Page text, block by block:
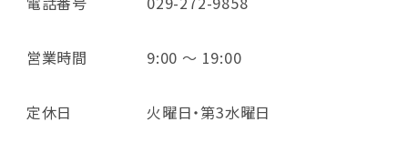
営業時間 9:00 ～ 19:00
定休日 火曜日・第3水曜日